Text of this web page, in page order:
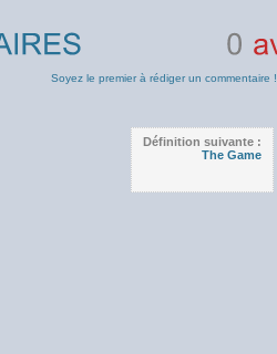
Soyez le premier à rédiger un commentaire !
Définition suivante :
The Game